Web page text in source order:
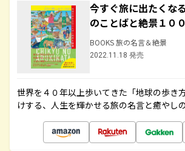
今すぐ旅に出たくな
のことばと絶景１００
BOOKS 旅の名言＆絶景
2022.11.18 発売
世界を４０年以上歩いてきた「地球の歩き
けする、人生を輝かせる旅の名言と癒やし